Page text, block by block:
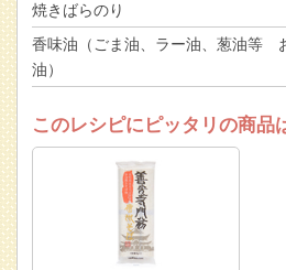
焼きばらのり
香味油（ごま油、ラー油、葱油等
油）
このレシピにピッタリの商品